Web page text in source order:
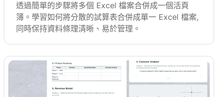
透過簡單的步驟將多個 Excel 檔案合併成一個活頁
簿。學習如何將分散的試算表合併成單一 Excel 檔案,
同時保持資料條理清晰、易於管理。